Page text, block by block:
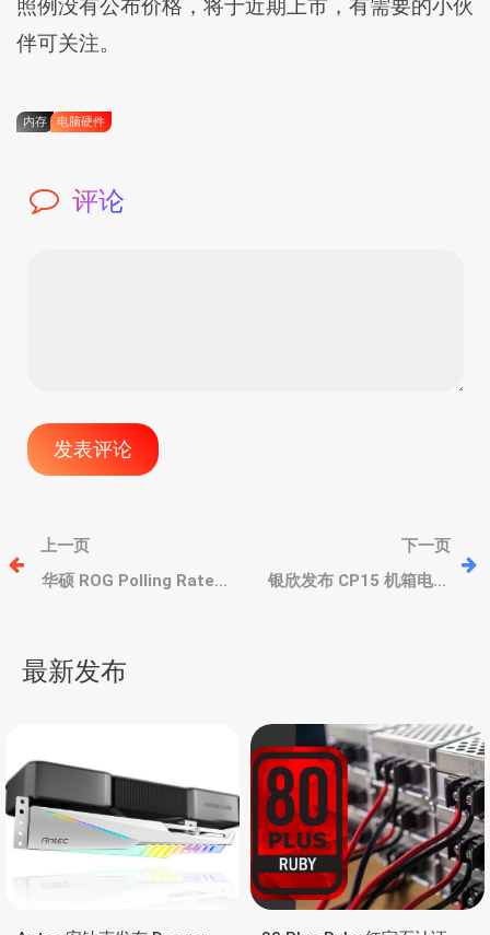
照例没有公布价格，将于近期上市，有需要的小伙
伴可关注。
内存 电脑硬件
评论
文
章
航
上一页
华硕 ROG Polling Rate
下一页
银欣发布 CP15 机箱电源
最新发布